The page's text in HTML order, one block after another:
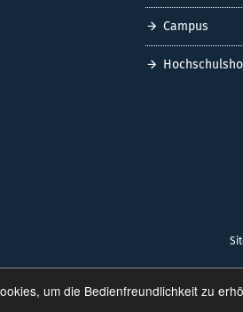
um die Bedienfreundlichkeit zu
Campus